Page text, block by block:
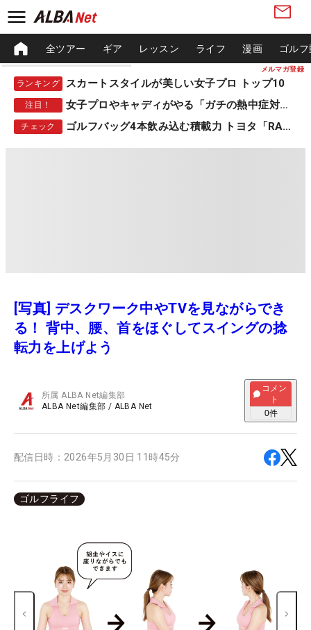
メルマガ登録
全ツアー ギア レッスン ライフ 漫画 ゴル
ランキング スカートスタイルが美しい女子プロ トップ10
注目！ 女子プロやキャディがやる「ガチの熱中症対策」
チェック ゴルフバッグ4本飲み込む積載力 トヨタ「RAV4」
[写真] デスクワーク中やTVを見ながらでき
る！ 背中、腰、首をほぐしてスイングの捻
転力を上げよう
所属ALBA Net編集部
ALBA Net編集部 / ALBA Net
コメン
ト
0件
配信日時： 2026年5月30日 11時45分
ゴルフライフ